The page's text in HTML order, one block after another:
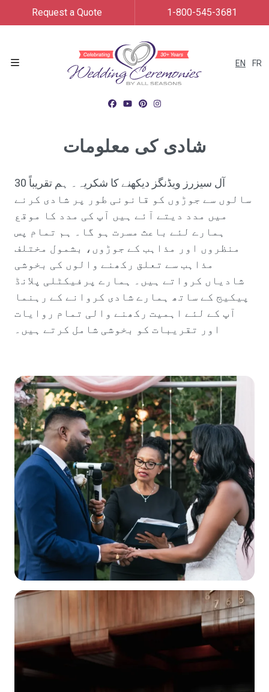
EN FR
Request a Quote 1-800-545-3681
شادی کی معلومات
آل سیزرز ویڈنگز دیکھنے کا شکریہ۔ ہم تقریباً 30
سالوں سے جوڑوں کو قانونی طور پر شادی کرنے
میں مدد دیتے آئے ہیں آپ کی مدد کا موقع
ہمارے لئے باعث مسرت ہو گا۔ ہم تمام پس
منظروں اور مذاہب کے جوڑوں، بشمول مختلف
مذاہب سے تعلق رکھنے والوں کی بخوشی
شادیاں کرواتے ہیں۔ ہمارے پرفیکٹلی پلانڈ
پیکیج کے ساتھ ہمارے شادی کروانے کے رہنما
آپ کے لئے اہمیت رکھنے والی تمام روایات
اور تقریبات کو بخوشی شامل کرتے ہیں۔